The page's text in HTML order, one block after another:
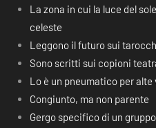
La zona in cui la luce del
celeste
Leggono il futuro sui
Sono scritti sui copioni
Lo è un pneumatico per alte
Congiunto, ma non parente
Gergo specifico di un